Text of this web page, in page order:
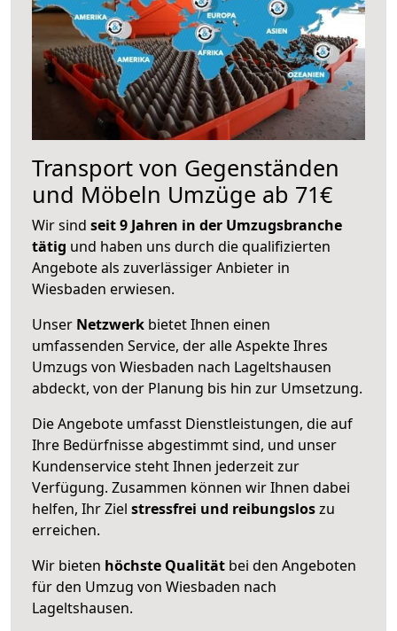
Transport von Gegenständen
und Möbeln Umzüge ab 71€
Wir sind seit 9 Jahren in der Umzugsbranche
tätig und haben uns durch die qualifizierten
Angebote als zuverlässiger Anbieter in
Wiesbaden erwiesen.
Unser Netzwerk bietet Ihnen einen
umfassenden Service, der alle Aspekte Ihres
Umzugs von Wiesbaden nach Lageltshausen
abdeckt, von der Planung bis hin zur Umsetzung.
Die Angebote umfasst Dienstleistungen, die auf
Ihre Bedürfnisse abgestimmt sind, und unser
Kundenservice steht Ihnen jederzeit zur
Verfügung. Zusammen können wir Ihnen dabei
helfen, Ihr Ziel stressfrei und reibungsloszu
erreichen.
Wir bieten höchste Qualität bei den Angeboten
für den Umzug von Wiesbaden nach
Lageltshausen.